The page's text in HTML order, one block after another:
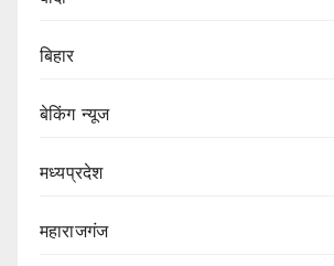
बिहार
बेकिंग न्यूज
मध्यप्रदेश
महाराजगंज